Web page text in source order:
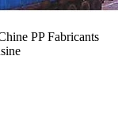
PP Fabricants